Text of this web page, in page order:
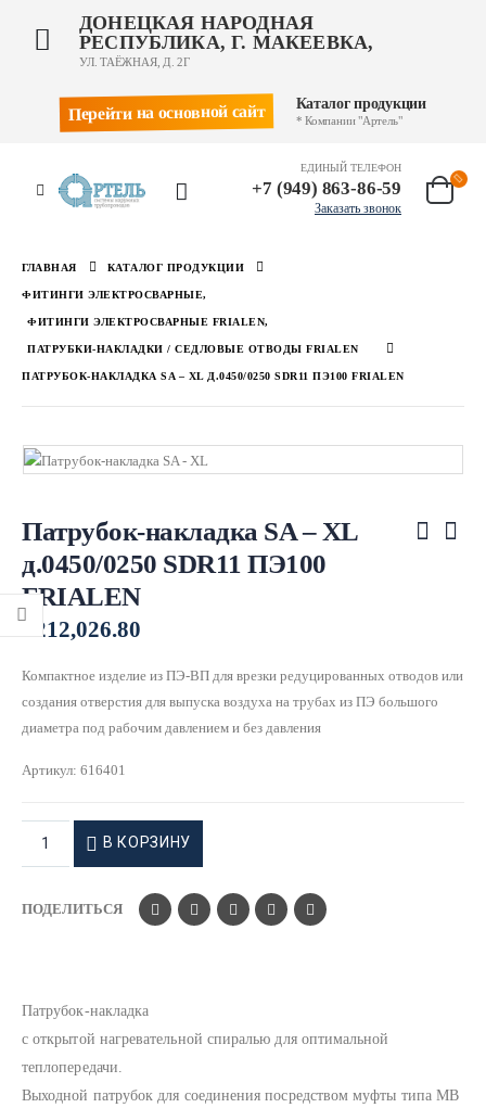
ДОНЕЦКАЯ НАРОДНАЯ
РЕСПУБЛИКА, Г. МАКЕЕВКА,
УЛ. ТАЁЖНАЯ, Д. 2Г
Перейти на основной сайт Каталог продукции
* Компании "Артель"
ЕДИНЫЙ ТЕЛЕФОН
+7 (949) 863-86-59
Заказать звонок
ГЛАВНАЯ КАТАЛОГ ПРОДУКЦИИ
ФИТИНГИ ЭЛЕКТРОСВАРНЫЕ,
ФИТИНГИ ЭЛЕКТРОСВАРНЫЕ FRIALEN,
ПАТРУБКИ-НАКЛАДКИ / СЕДЛОВЫЕ ОТВОДЫ FRIALEN
ПАТРУБОК-НАКЛАДКА SA – XL Д.0450/0250 SDR11 ПЭ100 FRIALEN
Патрубок-накладка SA – XL
д.0450/0250 SDR11 ПЭ100
FRIALEN
₽ 212,026.80
Компактное изделие из ПЭ-ВП для врезки редуцированных отводов или
создания отверстия для выпуска воздуха на трубах из ПЭ большого
диаметра под рабочим давлением и без давления
Артикул: 616401
В КОРЗИНУ
ПОДЕЛИТЬСЯ
Патрубок-накладка
с открытой нагревательной спиралью для оптимальной
теплопередачи.
Выходной патрубок для соединения посредством муфты типа MB